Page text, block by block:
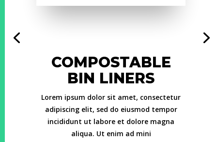
COMPOSTABLE
BIN LINERS
Lorem ipsum dolor sit amet, consectetur
adipiscing elit, sed do eiusmod tempor
incididunt ut labore et dolore magna
aliqua. Ut enim ad mini